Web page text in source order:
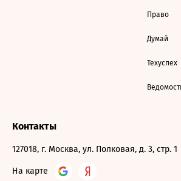
Право
Думай
Техуспех
Контакты
127018, г. Москва, ул. Полковая, д. 3, стр. 1
На карте